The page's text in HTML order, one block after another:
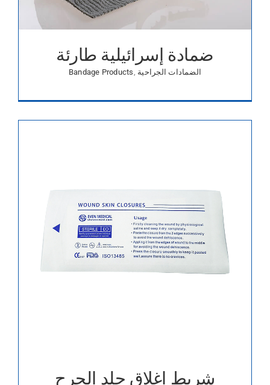
ضمادة إسرائيلية طارئة
Bandage Products, الضمادات الجراحية
شريط إغلاق جلد الجرح